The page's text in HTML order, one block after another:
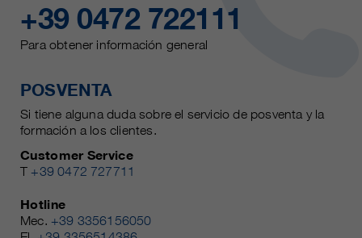
+39 0472 722111
Para obtener información general
POSVENTA
Si tiene alguna duda sobre el servicio de posventa y la
formación a los clientes.
Customer Service
T +39 0472 727711
Hotline
Mec. +39 3356156050